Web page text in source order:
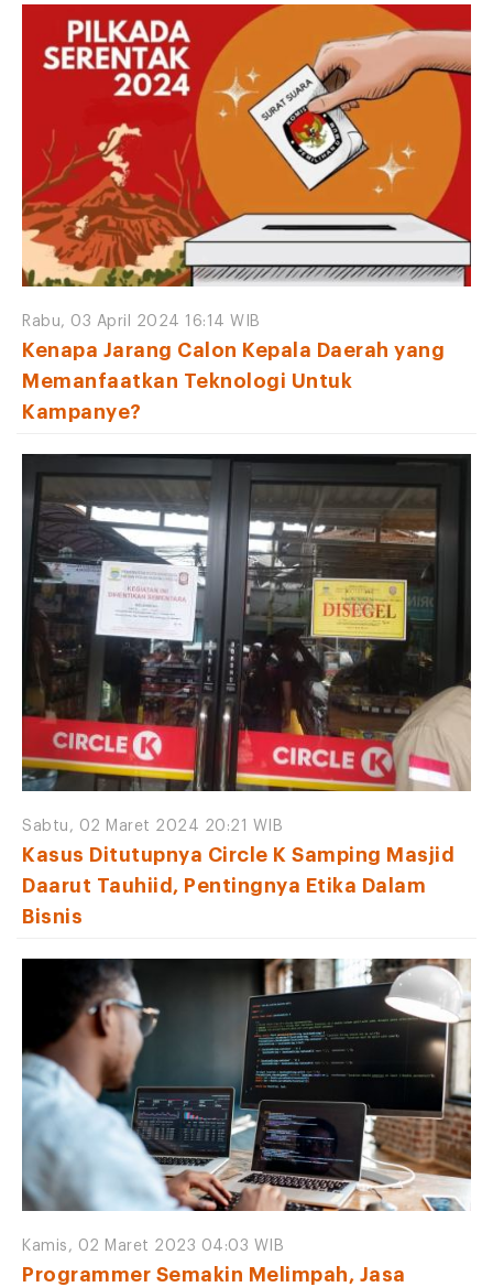
Rabu, 03 April 2024 16:14 WIB
Kenapa Jarang Calon Kepala Daerah yang
Memanfaatkan Teknologi Untuk
Kampanye?
Sabtu, 02 Maret 2024 20:21 WIB
Kasus Ditutupnya Circle K Samping Masjid
Daarut Tauhiid, Pentingnya Etika Dalam
Bisnis
Kamis, 02 Maret 2023 04:03 WIB
Programmer Semakin Melimpah, Jasa